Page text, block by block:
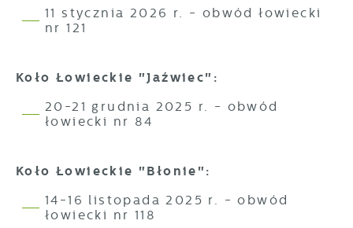
11 stycznia 2026 r. - obwód łowiecki
nr 121
Koło Łowieckie "Jaźwiec":
20-21 grudnia 2025 r. - obwód
łowiecki nr 84
Koło Łowieckie "Błonie":
14-16 listopada 2025 r. - obwód
łowiecki nr 118